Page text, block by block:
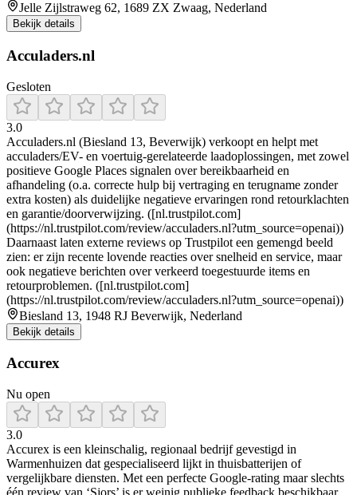
Jelle Zijlstraweg 62, 1689 ZX Zwaag, Nederland
Bekijk details
Acculaders.nl
Gesloten
3.0
Acculaders.nl (Biesland 13, Beverwijk) verkoopt en helpt met
acculaders/EV- en voertuig-gerelateerde laadoplossingen, met zowel
positieve Google Places signalen over bereikbaarheid en
afhandeling (o.a. correcte hulp bij vertraging en terugname zonder
extra kosten) als duidelijke negatieve ervaringen rond retourklachten
en garantie/doorverwijzing. ([nl.trustpilot.com]
(https://nl.trustpilot.com/review/acculaders.nl?utm_source=openai))
Daarnaast laten externe reviews op Trustpilot een gemengd beeld
zien: er zijn recente lovende reacties over snelheid en service, maar
ook negatieve berichten over verkeerd toegestuurde items en
retourproblemen. ([nl.trustpilot.com]
(https://nl.trustpilot.com/review/acculaders.nl?utm_source=openai))
Biesland 13, 1948 RJ Beverwijk, Nederland
Bekijk details
Accurex
Nu open
3.0
Accurex is een kleinschalig, regionaal bedrijf gevestigd in
Warmenhuizen dat gespecialiseerd lijkt in thuisbatterijen of
vergelijkbare diensten. Met een perfecte Google-rating maar slechts